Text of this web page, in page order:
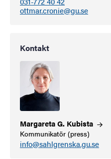
ottmar.cronie@gu.se
Kontakt
Margareta G. Kubista
Kommunikatör (press)
info@sahlgrenska.gu.se